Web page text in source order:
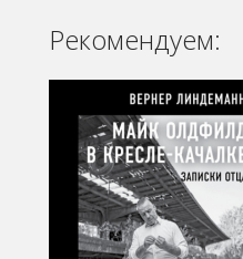
Рекомендуем: